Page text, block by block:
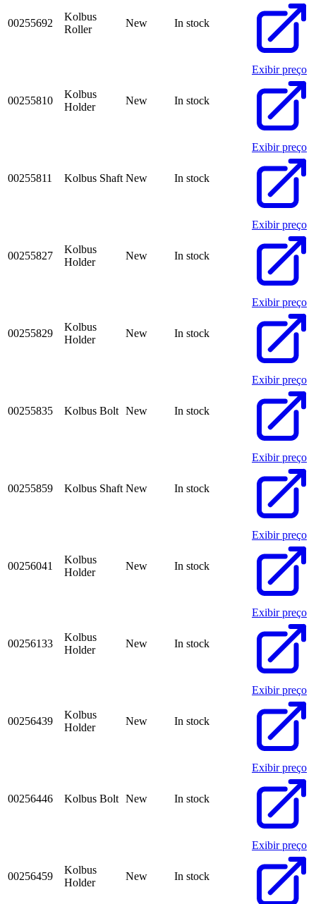
00255692
Kolbus
Roller
New In stock
00255810
Kolbus
Holder
New In stock
Exibir preço
00255811 Kolbus Shaft New In stock
Exibir preço
00255827
Kolbus
Holder
New In stock
Exibir preço
00255829
Kolbus
Holder
New In stock
Exibir preço
00255835 Kolbus Bolt New In stock
Exibir preço
00255859 Kolbus Shaft New In stock
Exibir preço
00256041
Kolbus
Holder
New In stock
Exibir preço
00256133
Kolbus
Holder
New In stock
Exibir preço
00256439
Kolbus
Holder
New In stock
Exibir preço
00256446 Kolbus Bolt New In stock
Exibir preço
00256459
Kolbus
Holder
New In stock
Exibir preço